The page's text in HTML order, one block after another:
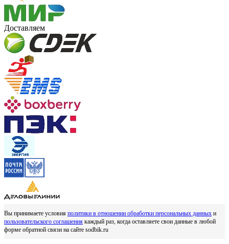
Доставляем
Вы принимаете условия политики в отношении обработки персональных данных и
пользовательского соглашения каждый раз, когда оставляете свои данные в любой
форме обратной связи на сайте sodbik.ru